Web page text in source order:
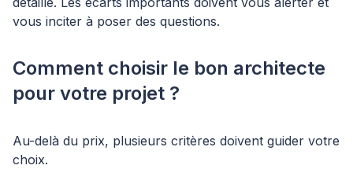
vous inciter à poser des questions.
Comment choisir le bon architecte
pour votre projet ?
Au-delà du prix, plusieurs critères doivent guider votre
choix.